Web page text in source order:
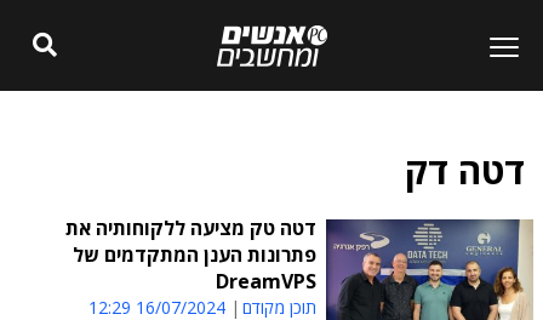
דטה דק
דטה טק מציעה ללקוחותיה את
פתרונות הענן המתקדמים של
DreamVPS
תוכן מקודם 16/07/2024 12:29